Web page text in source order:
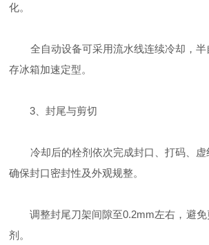
化‌。
全自动设备可采用流水线连续冷却，半
存冰箱加速定型‌。
‌3、封尾与剪切‌
冷却后的栓剂依次完成封口、打码、虚
确保封口密封性及外观规整‌。
调整封尾刀架间隙至0.2mm左右，避免
剂‌。